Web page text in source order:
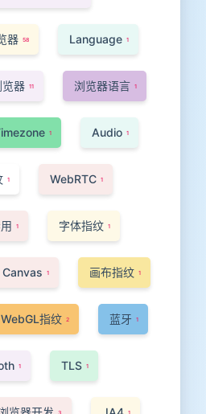
器 58 Language 1
器 11 浏览器语言 1
1 Audio 1
1 WebRTC 1
1 字体指纹 1
Canvas 1 画布指纹 1
WebGL指纹 2 蓝牙 1
1 TLS 1